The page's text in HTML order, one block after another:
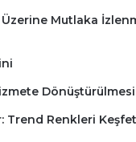
Mutlaka
Trend Renkleri